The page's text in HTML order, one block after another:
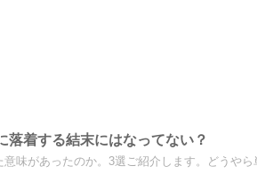
落着する結末にはなってない？
味があったのか。3選ご紹介します。どうや